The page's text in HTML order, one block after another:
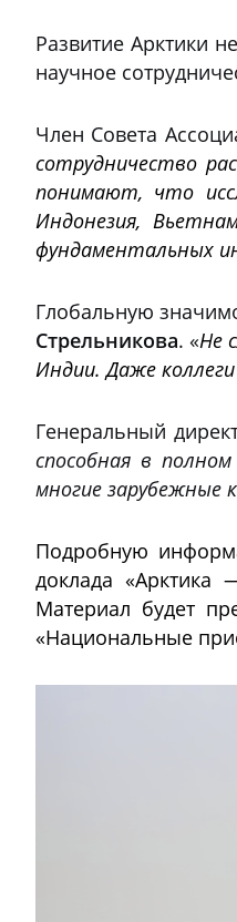
Развитие Арктики
научное
Член Совета
сотрудничество
понимают, что
Индонезия,
фундаментальных
Глобальную
Стрельникова. «Не
Индии. Даже
Генеральный
способная в
многие зарубежные
Подробную
доклада «Арктика
Материал будет
«Национальные